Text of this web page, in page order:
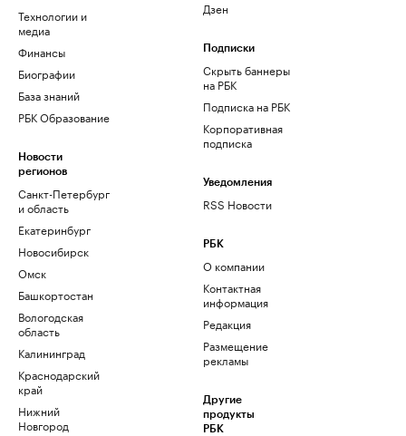
Технологии и
медиа
Финансы
Биографии
База знаний
РБК Образование
Новости
регионов
Санкт-Петербург
и область
Екатеринбург
Новосибирск
Омск
Башкортостан
Вологодская
область
Калининград
Краснодарский
край
Нижний
Новгород
Дзен
Подписки
Скрыть баннеры
на РБК
Подписка на РБК
Корпоративная
подписка
Уведомления
RSS Новости
РБК
О компании
Контактная
информация
Редакция
Размещение
рекламы
Другие
продукты
РБК